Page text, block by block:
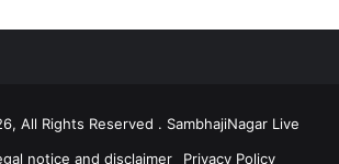
All Rights Reserved . SambhajiNagar Live
notice and disclaimer Privacy Policy